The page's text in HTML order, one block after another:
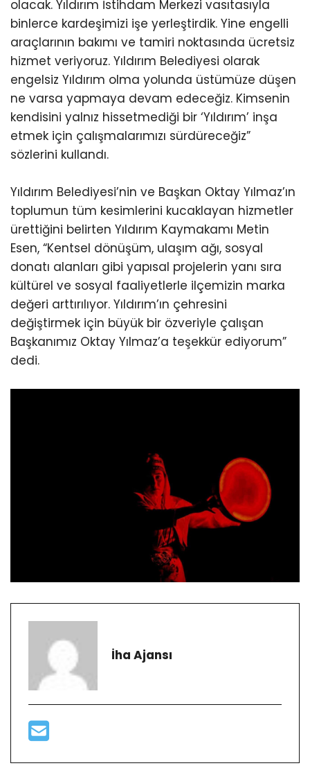
olacak. Yıldırım İstihdam Merkezi vasıtasıyla
binlerce kardeşimizi işe yerleştirdik. Yine engelli
araçlarının bakımı ve tamiri noktasında ücretsiz
hizmet veriyoruz. Yıldırım Belediyesi olarak
engelsiz Yıldırım olma yolunda üstümüze düşen
ne varsa yapmaya devam edeceğiz. Kimsenin
kendisini yalnız hissetmediği bir ‘Yıldırım’ inşa
etmek için çalışmalarımızı sürdüreceğiz”
sözlerini kullandı.
Yıldırım Belediyesi’nin ve Başkan Oktay Yılmaz’ın
toplumun tüm kesimlerini kucaklayan hizmetler
ürettiğini belirten Yıldırım Kaymakamı Metin
Esen, “Kentsel dönüşüm, ulaşım ağı, sosyal
donatı alanları gibi yapısal projelerin yanı sıra
kültürel ve sosyal faaliyetlerle ilçemizin marka
değeri arttırılıyor. Yıldırım’ın çehresini
değiştirmek için büyük bir özveriyle çalışan
Başkanımız Oktay Yılmaz’a teşekkür ediyorum”
dedi.
İha Ajansı